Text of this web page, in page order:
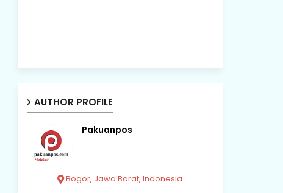
AUTHOR PROFILE
Pakuanpos
Bogor, Jawa Barat, Indonesia